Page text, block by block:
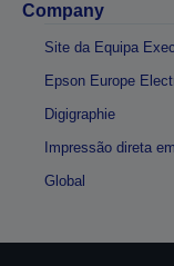
Company
Site da Equipa
Epson Europe
Digigraphie
Impressão direta
Global